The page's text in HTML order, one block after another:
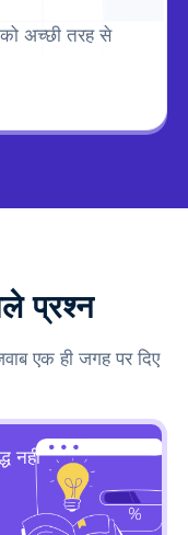
अच्छी तरह से
प्रश्न
एक ही जगह पर दिए
नहीं